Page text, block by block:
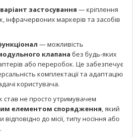
застосування — кріплення
інфрачервоних маркерів та засобів
— можливість
клапана без будь-яких
або переробок. Це забезпечує
комплектації та адаптацію
користувача.
став не просто утримувачем
елементом спорядження, який
до місії, типу носіння або